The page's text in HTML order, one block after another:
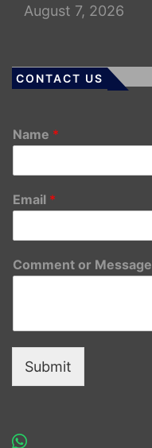
August 7, 2026
CONTACT US
Name *
Email *
Comment or Message
Submit